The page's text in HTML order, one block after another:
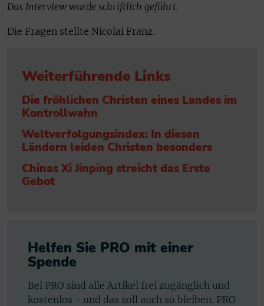
Das Interview wurde schriftlich geführt.
Die Fragen stellte Nicolai Franz.
Weiterführende Links
Die fröhlichen Christen eines Landes im
Kontrollwahn
Weltverfolgungsindex: In diesen
Ländern leiden Christen besonders
Chinas Xi Jinping streicht das Erste
Gebot
Helfen Sie PRO mit einer
Spende
Bei PRO sind alle Artikel frei zugänglich und
kostenlos - und das soll auch so bleiben. PRO